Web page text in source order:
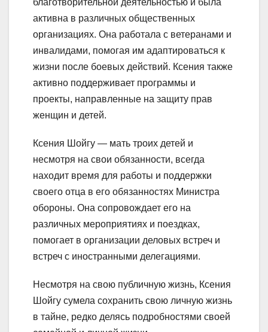
активна в различных общественных
организациях. Она работала с ветеранами и
инвалидами, помогая им адаптироваться к
жизни после боевых действий. Ксения также
активно поддерживает программы и
проекты, направленные на защиту прав
женщин и детей.
Ксения Шойгу — мать троих детей и
несмотря на свои обязанности, всегда
находит время для работы и поддержки
своего отца в его обязанностях Министра
обороны. Она сопровождает его на
различных мероприятиях и поездках,
помогает в организации деловых встреч и
встреч с иностранными делегациями.
Несмотря на свою публичную жизнь, Ксения
Шойгу сумела сохранить свою личную жизнь
в тайне, редко делясь подробностями своей